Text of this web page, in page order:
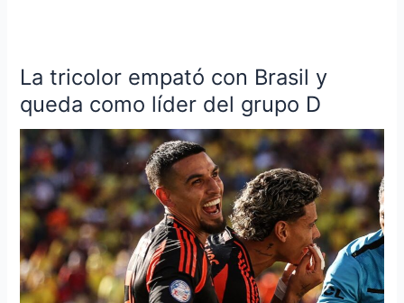
La tricolor empató con Brasil y
queda como líder del grupo D
La
empató
con
Brasil
y
queda
como
líder
del
grupo